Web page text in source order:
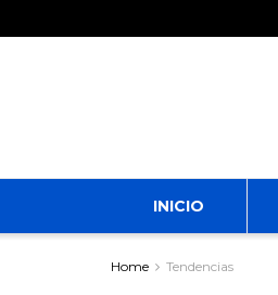
INICIO
Home Tendencias